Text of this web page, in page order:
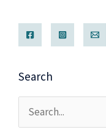
Search
Cari
untuk: